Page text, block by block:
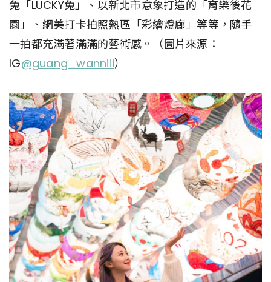
兔「LUCKY兔」、以新北市意象打造的「育樂後花
園」、網美打卡拍照熱區「彩繪燈廊」等等，隨手
一拍都充滿著滿滿的藝術感。（圖片來源：
IG@guang_wanniii）